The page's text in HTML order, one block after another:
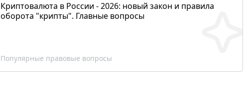
Криптовалюта в России - 2026: новый закон и правила
оборота "крипты". Главные вопросы
Популярные правовые вопросы